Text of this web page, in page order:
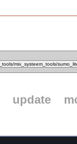
update